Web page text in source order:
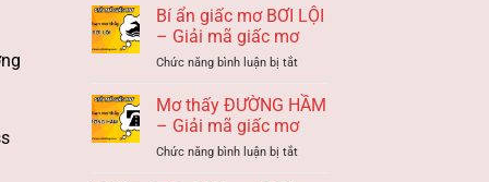
xây
sửa
nhà
–
ĐỜI
HAY
HẠN?
Bí ẩn giấc mơ BƠI LỘI
– Giải mã giấc mơ
Chức năng bình luận bị tắtở
ẩn
mơ
BƠI
Mơ thấy ĐƯỜNG HẦM
– Giải mã giấc mơ
Chức năng bình luận bị tắtở